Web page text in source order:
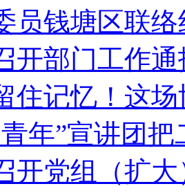
员钱塘区联
开部门工作
住记忆！这
年”宣讲团
开党组（扩